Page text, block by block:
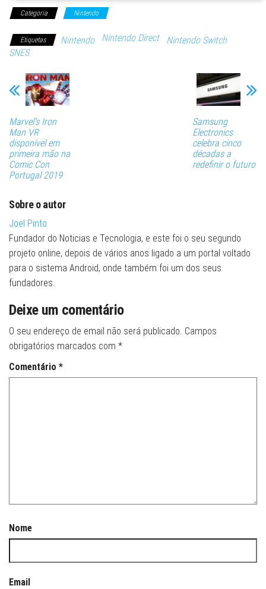
Categoria Nintendo
Etiquetas Nintendo Nintendo Direct
Nintendo Switch
SNES
Marvel’s Iron
Man VR
disponível em
primeira mão na
Comic Con
Portugal 2019
Samsung
Electronics
celebra cinco
décadas a
redefinir o futuro
Sobre o autor
Joel Pinto
Fundador do Noticias e Tecnologia, e este foi o seu segundo
projeto online, depois de vários anos ligado a um portal voltado
para o sistema Android, onde também foi um dos seus
fundadores.
Deixe um comentário
O seu endereço de email não será publicado. Campos
obrigatórios marcados com *
Comentário *
Nome
Email